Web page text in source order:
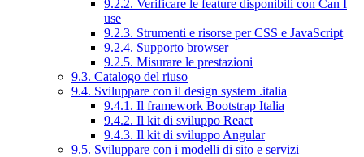
9.2.2. Verificare le feature disponibili con Can I
use
9.2.3. Strumenti e risorse per CSS e JavaScript
9.2.4. Supporto browser
9.2.5. Misurare le prestazioni
9.3. Catalogo del riuso
9.4. Sviluppare con il design system .italia
9.4.1. Il framework Bootstrap Italia
9.4.2. Il kit di sviluppo React
9.4.3. Il kit di sviluppo Angular
9.5. Sviluppare con i modelli di sito e servizi